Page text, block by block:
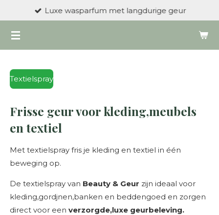
naar
de
Luxe wasparfum met langdurige geur
Textielspray
Frisse geur voor kleding,meubels
en textiel
Met textielspray fris je kleding en textiel in één
beweging op.
De textielspray van Beauty & Geur zijn ideaal voor
kleding,gordjnen,banken en beddengoed en zorgen
direct voor een verzorgde,luxe geurbeleving.